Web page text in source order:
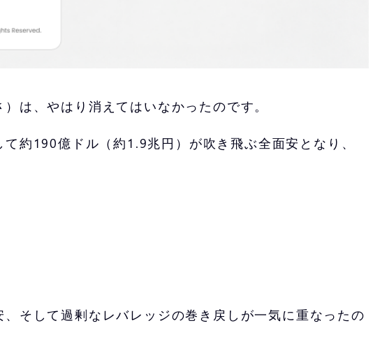
は、やはり消えてはいなかったのです。
約190億ドル（約1.9兆円）が吹き飛ぶ全面安となり、
そして過剰なレバレッジの巻き戻しが一気に重なったの